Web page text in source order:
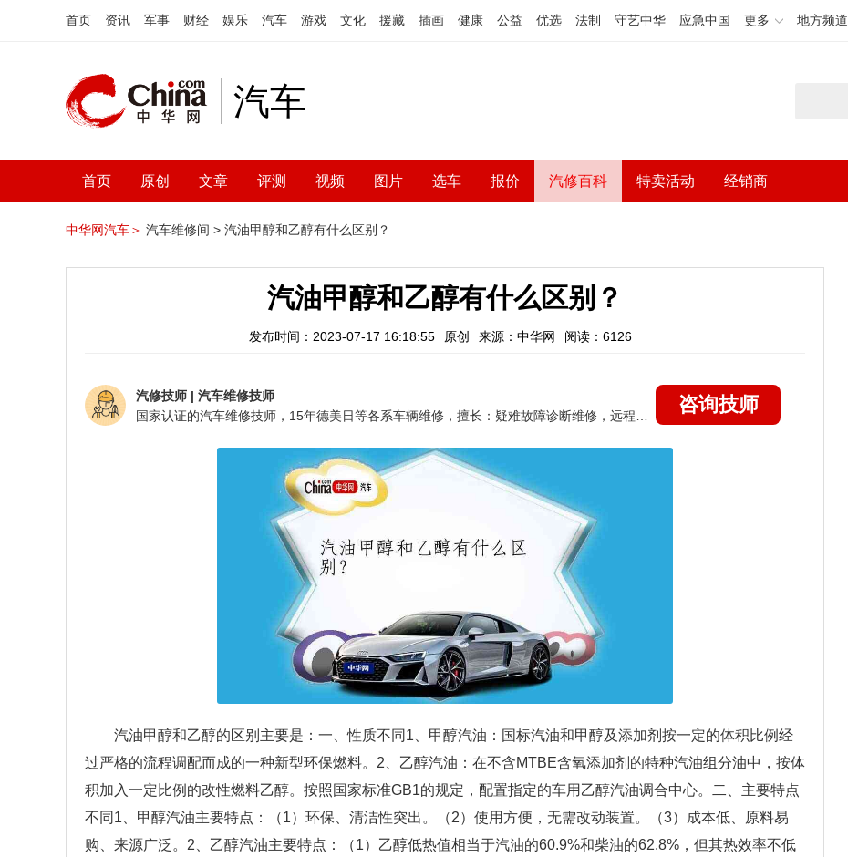
首页 资讯 军事 财经 娱乐 汽车 游戏 文化 援藏 插画 健康 公益 优选 法制 守艺中华 应急中国 更多 地方频道
汽车
首页 原创 文章 评测 视频 图片 选车 报价 汽修百科 特卖活动 经销商
中华网汽车＞ 汽车维修间 > 汽油甲醇和乙醇有什么区别？
汽油甲醇和乙醇有什么区别？
发布时间：2023-07-17 16:18:55 原创 来源：中华网 阅读：6126
汽修技师 | 汽车维修技师
咨询技师
汽油甲醇和乙醇的区别主要是：一、性质不同1、甲醇汽油：国标汽油和甲醇及添加剂按一定的体积比例经
过严格的流程调配而成的一种新型环保燃料。2、乙醇汽油：在不含MTBE含氧添加剂的特种汽油组分油中，按体
积加入一定比例的改性燃料乙醇。按照国家标准GB1的规定，配置指定的车用乙醇汽油调合中心。二、主要特点
不同1、甲醇汽油主要特点：（1）环保、清洁性突出。（2）使用方便，无需改动装置。（3）成本低、原料易
购、来源广泛。2、乙醇汽油主要特点：（1）乙醇低热值相当于汽油的60.9%和柴油的62.8%，但其热效率不低